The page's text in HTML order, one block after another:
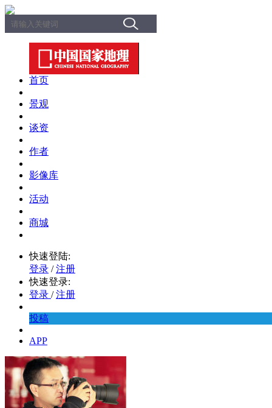
首页
景观
谈资
作者
影像库
活动
商城
快速登陆:
登录 / 注册
快速登录:
登录 / 注册
投稿
APP